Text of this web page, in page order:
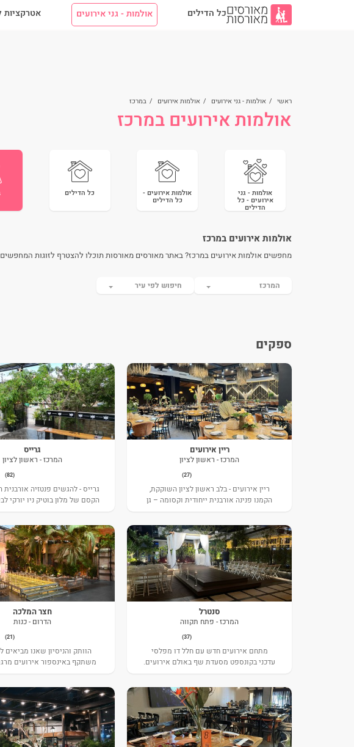
כל הדילים אולמות - גני אירועים אטרקציות
ראשי / אולמות - גני אירועים / אולמות אירועים / במרכז
אולמות אירועים במרכז
אולמות - גני
אירועים - כל
הדילים
אולמות אירועים -
כל הדילים
כל הדילים
אולמות אירועים במרכז
מחפשים אולמות אירועים במרכז? באתר מאורסים מאורסות תוכלו להצטרף לזוגות המחפשים
המרכז חיפוש לפי עיר
ספקים
ריין אירועים
המרכז - ראשון לציון
(27)
ריין אירועים - בלב ראשון לציון השוקקת,
הקמנו פנינה אורבנית ייחודית וקסומה – גן
האירועים Rain - ריין.
גרייס
המרכז - ראשון לציון
(82)
גרייס - להגשים פנטזיה
הקסם של מלון בוטיק ניו יורקי
סנטרל
המרכז - פתח תקווה
(37)
מתחם אירועים חדש עם חלל דו מפלסי
עדכני בקונספט מסעדת שף באולם אירועים.
חצר המלכה
הדרום - כנות
(21)
הוותק והניסיון שאנו מביאים
משתקף באינספור אירועים
נשכחים